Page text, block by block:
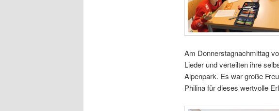
Am Donnerstagnachmittag
Lieder und verteilten ihre
Alpenpark. Es war große
Philina für dieses wertvolle